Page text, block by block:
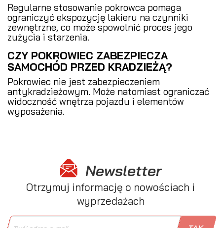
Regularne stosowanie pokrowca pomaga
ograniczyć ekspozycję lakieru na czynniki
zewnętrzne, co może spowolnić proces jego
zużycia i starzenia.
CZY POKROWIEC ZABEZPIECZA
SAMOCHÓD PRZED KRADZIEŻĄ?
Pokrowiec nie jest zabezpieczeniem
antykradzieżowym. Może natomiast ograniczać
widoczność wnętrza pojazdu i elementów
wyposażenia.
Newsletter
Otrzymuj informację o nowościach i
wyprzedażach